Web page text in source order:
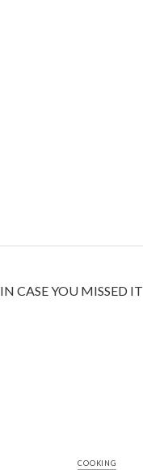
IN CASE YOU MISSED IT
COOKING